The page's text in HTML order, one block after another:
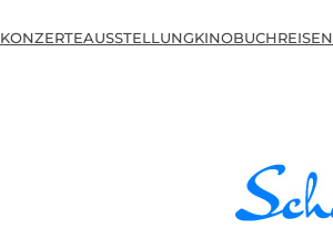
KONZERTEAUSSTELLUNGKINOBUCHREISEN